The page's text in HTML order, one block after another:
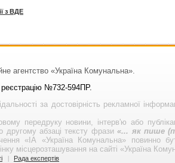
з ВДЕ
агентство «Україна Комунальна».
№732-594ПР.
за достовірність рекламної
передруку новини, інтерв'ю або
другому абзаці тексту фрази«... як пише
«ІА «Україна Комунальна» повинно
місцерозташування на сайті «Україна
Рада експертів